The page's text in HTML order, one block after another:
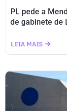
PL pede a
de gabinete de
LEIA MAIS